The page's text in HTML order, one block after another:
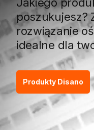
poszukujesz?
rozwiązanie
idealne dla
Produkty Disano